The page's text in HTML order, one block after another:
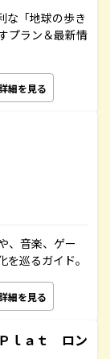
な「地球の歩き
プラン＆最新情
細を見る
、音楽、ゲー
巡るガイド。
細を見る
ｌａｔ ロン